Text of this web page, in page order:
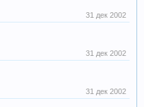
31 дек 2002
31 дек 2002
31 дек 2002